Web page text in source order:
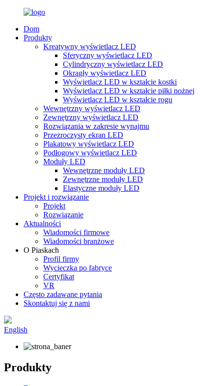
Dom
Produkty
Kreatywny wyświetlacz LED
Sferyczny wyświetlacz LED
Cylindryczny wyświetlacz LED
Okrągły wyświetlacz LED
Wyświetlacz LED w kształcie kostki
Wyświetlacz LED w kształcie piłki nożnej
Wyświetlacz LED w kształcie rogu
Wewnętrzny wyświetlacz LED
Zewnętrzny wyświetlacz LED
Rozwiązania w zakresie wynajmu
Przezroczysty ekran LED
Plakatowy wyświetlacz LED
Podłogowy wyświetlacz LED
Moduły LED
Wewnętrzne moduły LED
Zewnętrzne moduły LED
Elastyczne moduły LED
Projekt i rozwiązanie
Projekt
Rozwiązanie
Aktualności
Wiadomości firmowe
Wiadomości branżowe
O Piaskach
Profil firmy
Wycieczka po fabryce
Certyfikat
VR
Często zadawane pytania
Skontaktuj się z nami
English
Produkty